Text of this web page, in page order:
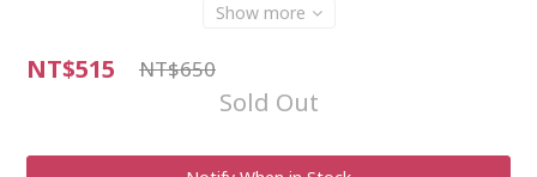
Show more
NT$515 NT$650
Sold Out